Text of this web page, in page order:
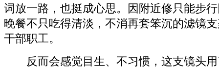
词放一路，也挺成心思。因附近修只能步
晚餐不只吃得清淡，不消再套笨沉的滤镜
干部职工。
反而会感觉目生、不习惯，这支镜头用